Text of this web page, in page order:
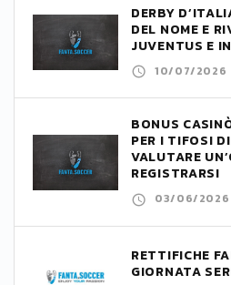
DERBY
DEL NOME E
JUVENTUS E
10/07/2026
BONUS
PER I TIFOSI
VALUTARE
REGISTRARSI
03/06/2026
RETTIFICHE
GIORNATA